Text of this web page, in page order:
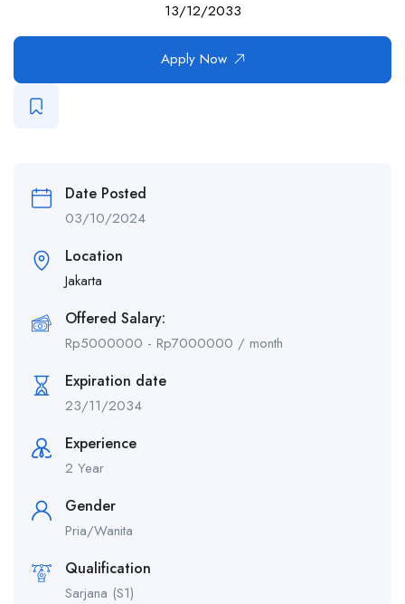
13/12/2033
Apply Now
Date Posted
03/10/2024
Location
Jakarta
Offered Salary:
Rp5000000 - Rp7000000 / month
Expiration date
23/11/2034
Experience
2 Year
Gender
Pria/Wanita
Qualification
Sarjana (S1)